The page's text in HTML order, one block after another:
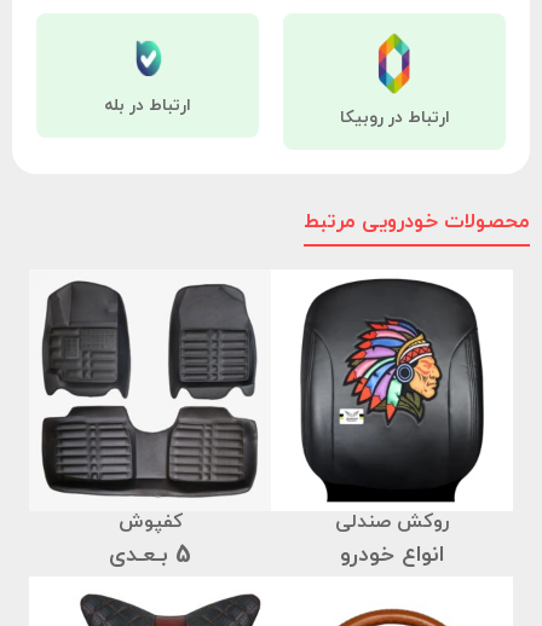
ارتباط در روبیکا
ارتباط در بله
محصولات خودرویی مرتبط
روکش صندلی
انواع خودرو
کفپوش
5 بـعـدی